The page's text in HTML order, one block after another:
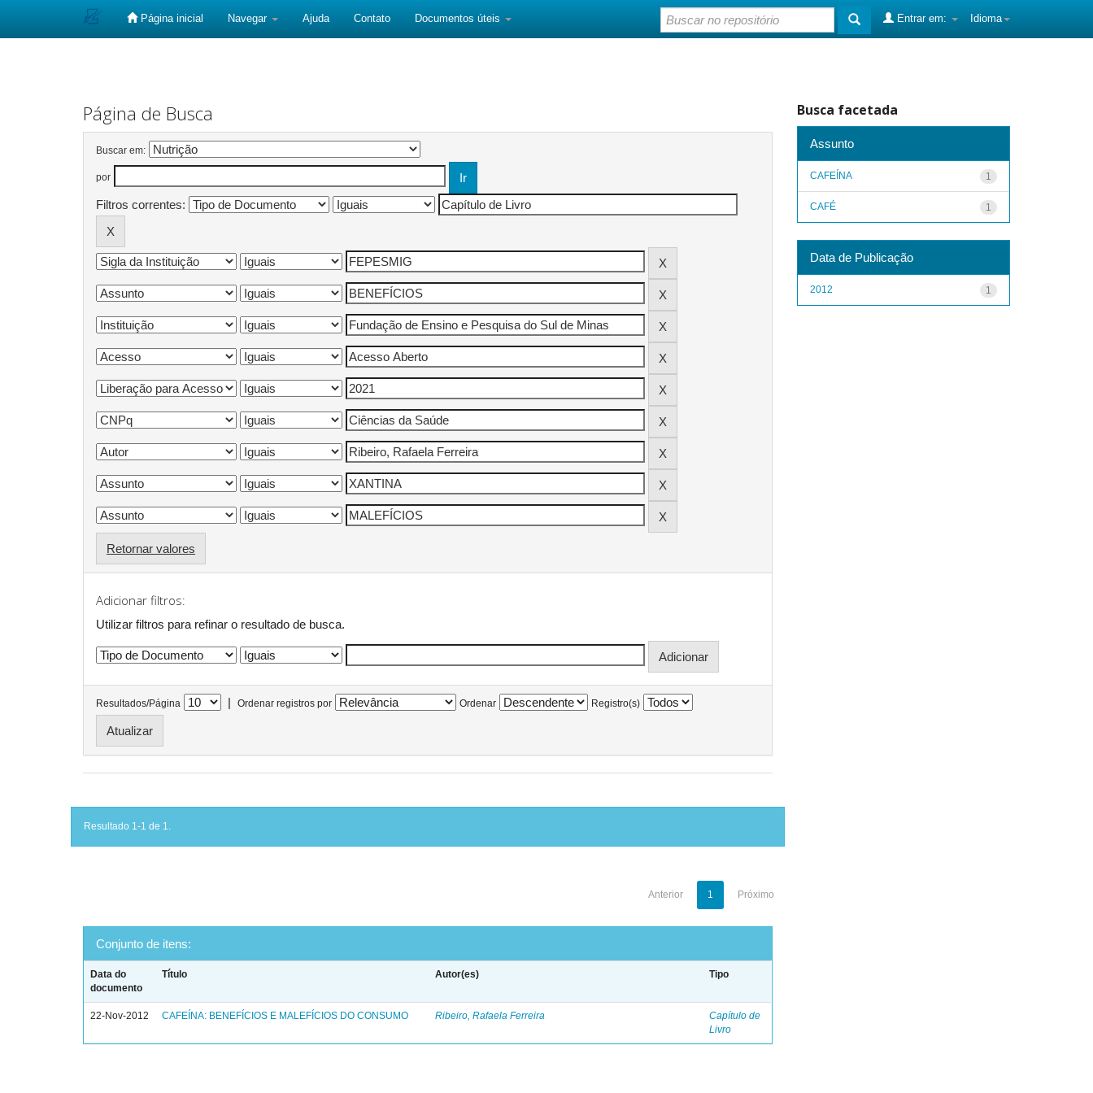
Página inicial Navegar Ajuda Contato Documentos úteis Idioma
Entrar em:
Página de Busca
Buscar em:
por
Filtros correntes:
Retornar valores
Adicionar filtros:
Utilizar filtros para refinar o resultado de busca.
Resultados/Página | Ordenar registros por Ordenar Registro(s)
Resultado 1-1 de 1.
Anterior 1 Próximo
Conjunto de itens:
Data do
documento
Título Autor(es) Tipo
22-Nov-2012 CAFEÍNA: BENEFÍCIOS E MALEFÍCIOS DO CONSUMO Ribeiro, Rafaela Ferreira
Capítulo de
Livro
Busca facetada
Assunto
1
CAFEÍNA
1
CAFÉ
Data de Publicação
1
2012